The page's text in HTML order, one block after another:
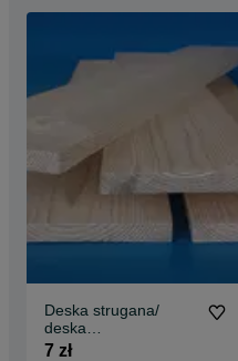
Deska strugana/
deska
wykończeniowa/desk
7 zł